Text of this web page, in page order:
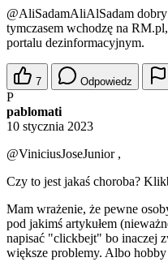
@AliSadamAliAlSadam
tymczasem wchodzę na
portalu dezinformacyjnym.
7 Odpowiedz
P
pablomati
10 stycznia 2023
@ViniciusJoseJunior,
Czy to jest jakaś choroba?
Mam wrażenie, że pewne
pod jakimś artykułem
napisać "clickbejt" bo inaczej
większe problemy. Albo